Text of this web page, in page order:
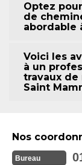
Optez
de
abordable
Voici les
à un
travaux de
Saint
Nos
Bureau